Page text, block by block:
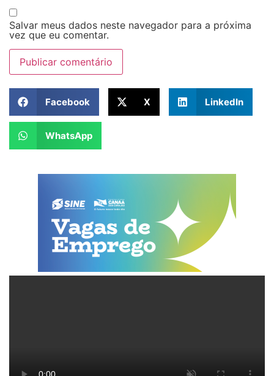
Salvar meus dados neste navegador para a próxima
vez que eu comentar.
Facebook X LinkedIn
WhatsApp